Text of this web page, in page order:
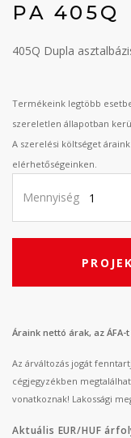
PA 405Q
405Q Dupla
Termékeink legtöbb
szereletlen állapotban
A szerelési költséget
elérhetőségeinken.
Mennyiség
Áraink nettó árak, az
Az árváltozás jogát
cégjegyzékben
vonatkoznak! Lakossági
Aktuális EUR/HUF